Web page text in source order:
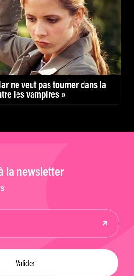
ne veut pas tourner dans la
les vampires »
la newsletter